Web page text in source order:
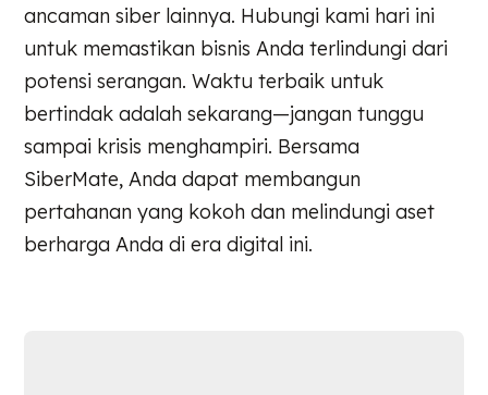
ancaman siber lainnya. Hubungi kami hari ini
untuk memastikan bisnis Anda terlindungi dari
potensi serangan. Waktu terbaik untuk
bertindak adalah sekarang—jangan tunggu
sampai krisis menghampiri. Bersama
SiberMate, Anda dapat membangun
pertahanan yang kokoh dan melindungi aset
berharga Anda di era digital ini.